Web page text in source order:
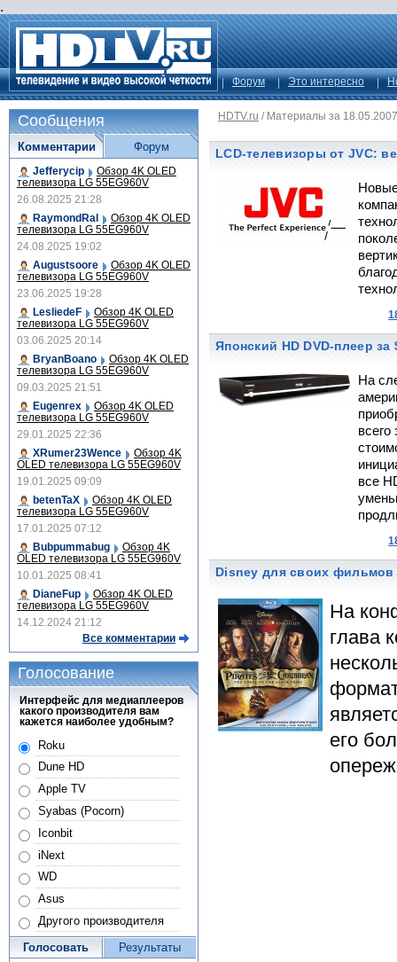
.
Форум Это интересно
HDTV.ru / Материалы за 18.05.2007
LCD-телевизоры от JVC:
Японский HD DVD-плеер за
На
всего
все
Disney для своих
На
глава
его
Сообщения
Комментарии
Jefferycip Обзор 4K OLED
телевизора LG 55EG960V
26.08.2025 21:28
RaymondRal
Обзор 4K OLED
телевизора LG 55EG960V
24.08.2025 19:02
Augustsoore
Обзор 4K OLED
телевизора LG 55EG960V
23.06.2025 19:28
LesliedeF
Обзор 4K OLED
телевизора LG 55EG960V
03.06.2025 20:14
BryanBoano
Обзор 4K OLED
телевизора LG 55EG960V
09.03.2025 21:51
Eugenrex
Обзор 4K OLED
телевизора LG 55EG960V
29.01.2025 22:36
XRumer23Wence
Обзор 4K
OLED телевизора LG 55EG960V
19.01.2025 09:09
betenTaX
Обзор 4K OLED
телевизора LG 55EG960V
17.01.2025 07:12
Bubpummabug
Обзор 4K
OLED телевизора LG 55EG960V
10.01.2025 08:41
DianeFup
Обзор 4K OLED
телевизора LG 55EG960V
14.12.2024 21:12
Все комментарии
Форум
Голосование
Интерфейс для медиаплееров
какого производителя вам
кажется наиболее удобным?
Roku
Dune HD
Apple TV
Syabas (Pocorn)
Iconbit
iNext
WD
Asus
Другого производителя
Голосовать Результаты